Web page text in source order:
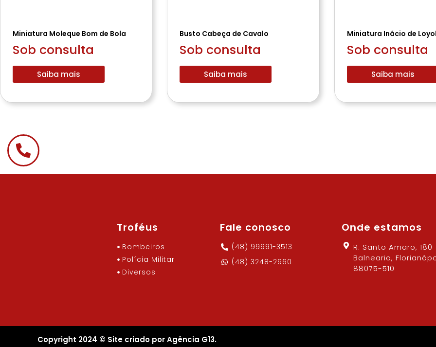
Miniatura Moleque Bom de Bola
Sob consulta
Saiba mais
Busto Cabeça de Cavalo
Sob consulta
Saiba mais
Miniatura Inácio de
Sob consulta
Saiba mais
Troféus
Bombeiros
Polícia Militar
Diversos
Fale conosco
(48) 99991-3513
(48) 3248-2960
Onde estamos
R. Santo Amaro, 180
Balneario,
88075-510
Copyright 2024 © Site criado por Agência G13.